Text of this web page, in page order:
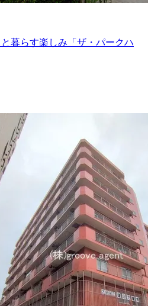
暮らす楽しみ「ザ・パークハ